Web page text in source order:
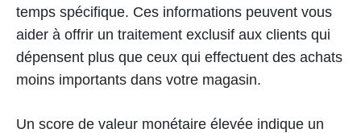
temps spécifique. Ces informations peuvent vous
aider à offrir un traitement exclusif aux clients qui
dépensent plus que ceux qui effectuent des achats
moins importants dans votre magasin.
Un score de valeur monétaire élevée indique un